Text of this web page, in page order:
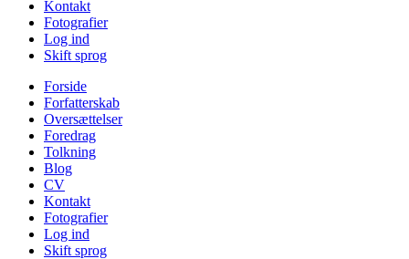
Kontakt
Fotografier
Log ind
Skift sprog
Forside
Forfatterskab
Oversættelser
Foredrag
Tolkning
Blog
CV
Kontakt
Fotografier
Log ind
Skift sprog